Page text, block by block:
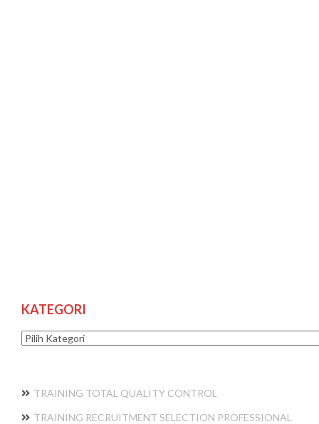
KATEGORI
Kategori
TRAINING TOTAL QUALITY CONTROL
TRAINING RECRUITMENT SELECTION PROFESSIONAL